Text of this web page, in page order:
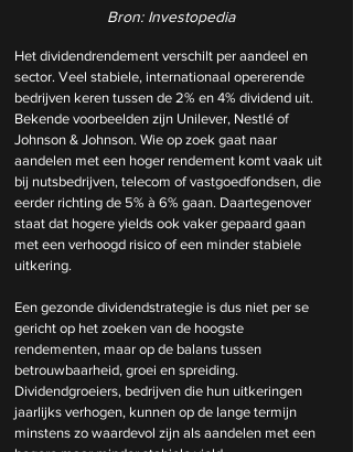
Bron: Investopedia
Het dividendrendement verschilt per aandeel en
sector. Veel stabiele, internationaal opererende
bedrijven keren tussen de 2% en 4% dividend uit.
Bekende voorbeelden zijn Unilever, Nestlé of
Johnson & Johnson. Wie op zoek gaat naar
aandelen met een hoger rendement komt vaak uit
bij nutsbedrijven, telecom of vastgoedfondsen, die
eerder richting de 5% à 6% gaan. Daartegenover
staat dat hogere yields ook vaker gepaard gaan
met een verhoogd risico of een minder stabiele
uitkering.
Een gezonde dividendstrategie is dus niet per se
gericht op het zoeken van de hoogste
rendementen, maar op de balans tussen
betrouwbaarheid, groei en spreiding.
Dividendgroeiers, bedrijven die hun uitkeringen
jaarlijks verhogen, kunnen op de lange termijn
minstens zo waardevol zijn als aandelen met een